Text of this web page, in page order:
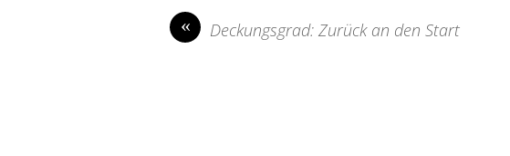
« Deckungsgrad: Zurück an den Start